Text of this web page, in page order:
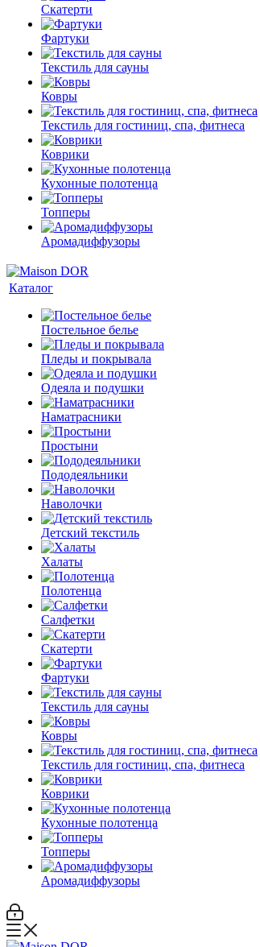
Скатерти
Фартуки
Текстиль для сауны
Ковры
Текстиль для гостиниц, спа, фитнеса
Коврики
Кухонные полотенца
Топперы
Аромадиффузоры
Каталог
Постельное белье
Пледы и покрывала
Одеяла и подушки
Наматрасники
Простыни
Пододеяльники
Наволочки
Детский текстиль
Халаты
Полотенца
Салфетки
Скатерти
Фартуки
Текстиль для сауны
Ковры
Текстиль для гостиниц, спа, фитнеса
Коврики
Кухонные полотенца
Топперы
Аромадиффузоры